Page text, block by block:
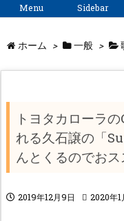
Menu Sidebar
ホーム > 一般 >
トヨタカローラ
れる久石譲の「
んとくるのでおス
2019年12月9日 2020年1